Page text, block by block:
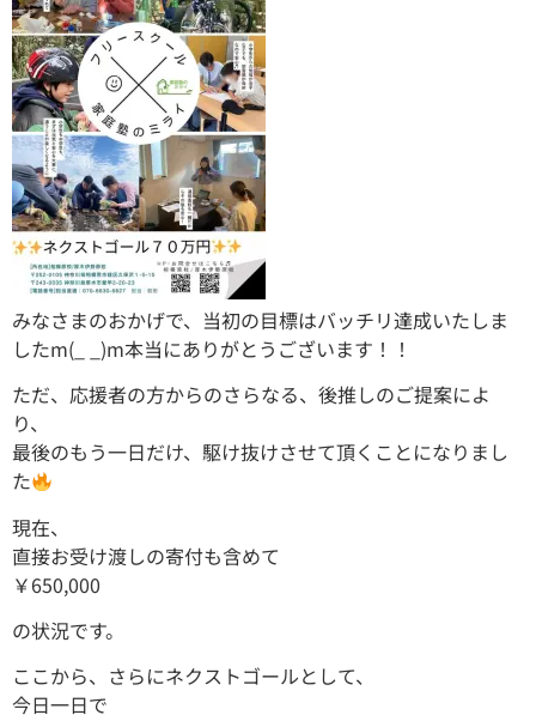
みなさまのおかげで、当初の目標はバッチリ達成いたしま
したm(_ _)m本当にありがとうございます！！
ただ、応援者の方からのさらなる、後推しのご提案によ
り、
最後のもう一日だけ、駆け抜けさせて頂くことになりまし
た
現在、
直接お受け渡しの寄付も含めて
￥650,000
の状況です。
ここから、さらにネクストゴールとして、
今日一日で